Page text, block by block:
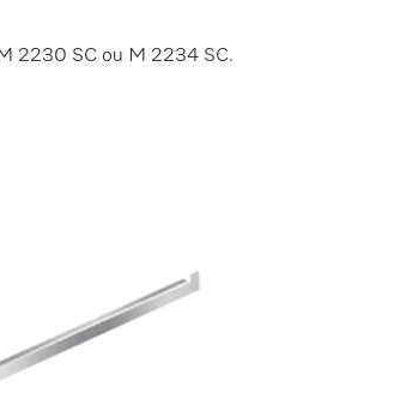
2230 SC ou M 2234 SC.